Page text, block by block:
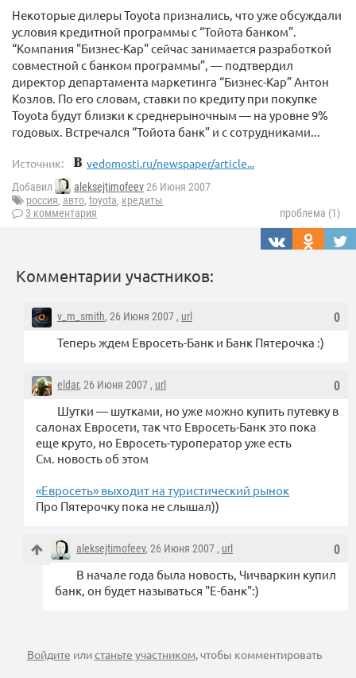
Некоторые дилеры Toyota признались, что уже обсуждали
условия кредитной программы с “Тойота банком”.
“Компания "Бизнес-Кар" сейчас занимается разработкой
совместной с банком программы”, — подтвердил
директор департамента маркетинга “Бизнес-Кар” Антон
Козлов. По его словам, ставки по кредиту при покупке
Toyota будут близки к среднерыночным — на уровне 9%
годовых. Встречался “Тойота банк” и с сотрудниками...
Источник: vedomosti.ru/newspaper/article...
Добавил aleksejtimofeev26 Июня 2007
россия, авто, toyota, кредиты
3 комментария
проблема (1)
Комментарии участников:
0
v_m_smith, 26 Июня 2007 , url
Теперь ждем Евросеть-Банк и Банк Пятерочка :)
0
eldar, 26 Июня 2007 , url
Шутки — шутками, но уже можно купить путевку в
салонах Евросети, так что Евросеть-Банк это пока
еще круто, но Евросеть-туроператор уже есть
См. новость об этом
«Евросеть» выходит на туристический рынок
Про Пятерочку пока не слышал))
0
aleksejtimofeev, 26 Июня 2007 , url
В начале года была новость, Чичваркин купил
банк, он будет называться "Е-банк":)
Войдите илистаньте участником, чтобы комментировать